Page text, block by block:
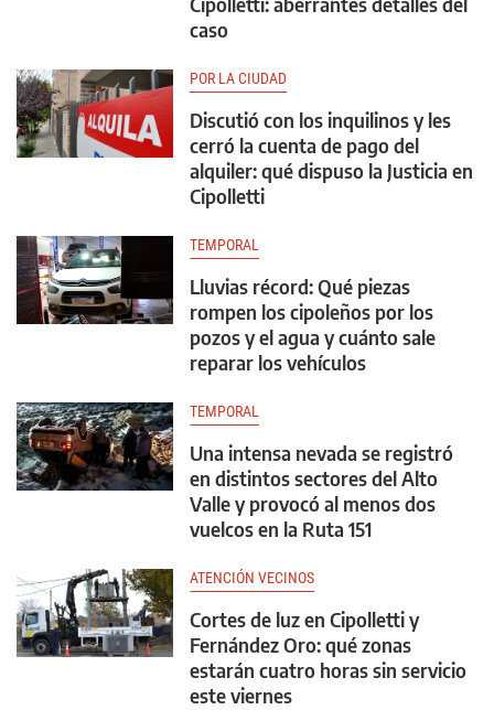
caso
POR LA CIUDAD
Discutió con los inquilinos y les
cerró la cuenta de pago del
alquiler: qué dispuso la Justicia en
Cipolletti
TEMPORAL
Lluvias récord: Qué piezas
rompen los cipoleños por los
pozos y el agua y cuánto sale
reparar los vehículos
TEMPORAL
Una intensa nevada se registró
en distintos sectores del Alto
Valle y provocó al menos dos
vuelcos en la Ruta 151
ATENCIÓN VECINOS
Cortes de luz en Cipolletti y
Fernández Oro: qué zonas
estarán cuatro horas sin servicio
este viernes